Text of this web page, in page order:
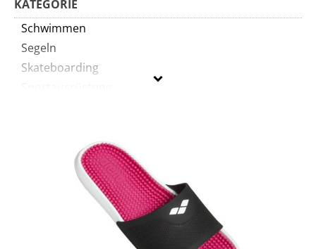
KATEGORIE
Schwimmen
Segeln
Skateboarding
Sportschuhe
Tauchen & Schnorcheln